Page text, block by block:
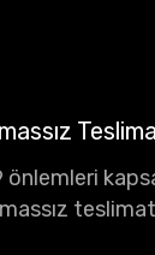
önlemleri